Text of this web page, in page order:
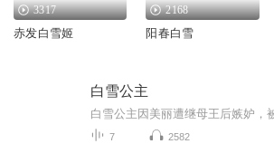
3317
赤发白雪姬
2168
阳春白雪
白雪公主
7 2582